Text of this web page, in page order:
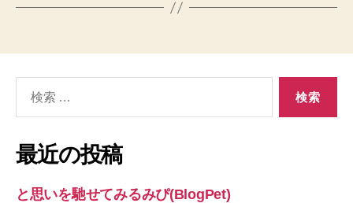
象:
最近の投稿
と思いを馳せてみるみぴ(BlogPet)